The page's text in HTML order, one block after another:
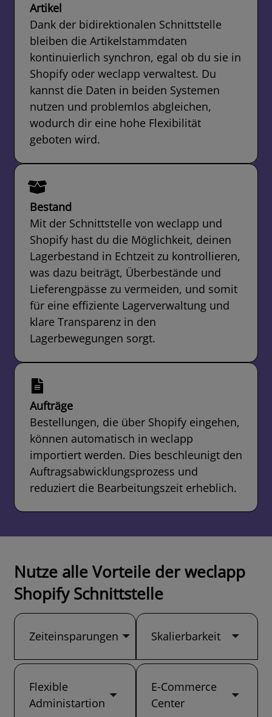
Artikel
Dank der bidirektionalen Schnittstelle
bleiben die Artikelstammdaten
kontinuierlich synchron, egal ob du sie in
Shopify oder weclapp verwaltest. Du
kannst die Daten in beiden Systemen
nutzen und problemlos abgleichen,
wodurch dir eine hohe Flexibilität
geboten wird.
Bestand
Mit der Schnittstelle von weclapp und
Shopify hast du die Möglichkeit, deinen
Lagerbestand in Echtzeit zu kontrollieren,
was dazu beiträgt, Überbestände und
Lieferengpässe zu vermeiden, und somit
für eine effiziente Lagerverwaltung und
klare Transparenz in den
Lagerbewegungen sorgt.
Aufträge
Bestellungen, die über Shopify eingehen,
können automatisch in weclapp
importiert werden. Dies beschleunigt den
Auftragsabwicklungsprozess und
reduziert die Bearbeitungszeit erheblich.
Nutze alle Vorteile der weclapp
Shopify Schnittstelle
Zeiteinsparungen
Flexible
Administartion
Skalierbarkeit
E-Commerce
Center